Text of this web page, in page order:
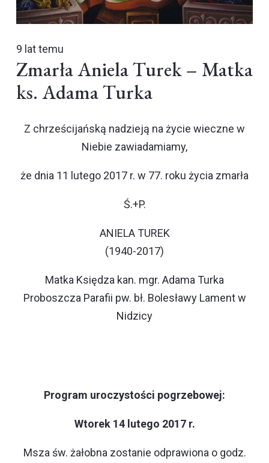
9 lat temu
Zmarła Aniela Turek – Matka
ks. Adama Turka
Z chrześcijańską nadzieją na życie wieczne w
Niebie zawiadamiamy,
że dnia 11 lutego 2017 r. w 77. roku życia zmarła
Ś.+P.
ANIELA TUREK
(1940-2017)
Matka Księdza kan. mgr. Adama Turka
Proboszcza Parafii pw. bł. Bolesławy Lament w
Nidzicy
Program uroczystości pogrzebowej:
Wtorek 14 lutego 2017 r.
Msza św. żałobna zostanie odprawiona o godz.